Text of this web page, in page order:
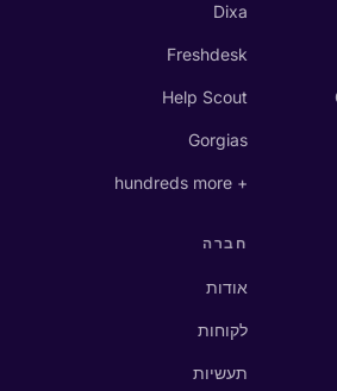
Dixa
Freshdesk
Help Scout
Gorgias
+ hundreds more
חברה
אודות
לקוחות
תעשיות